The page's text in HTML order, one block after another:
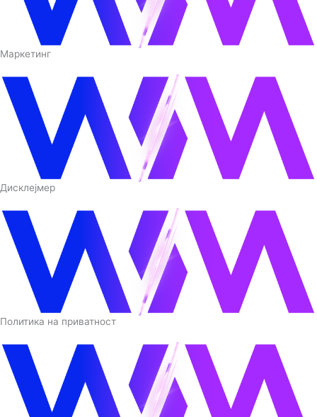
Маркетинг
Дисклејмер
Политика на приватност